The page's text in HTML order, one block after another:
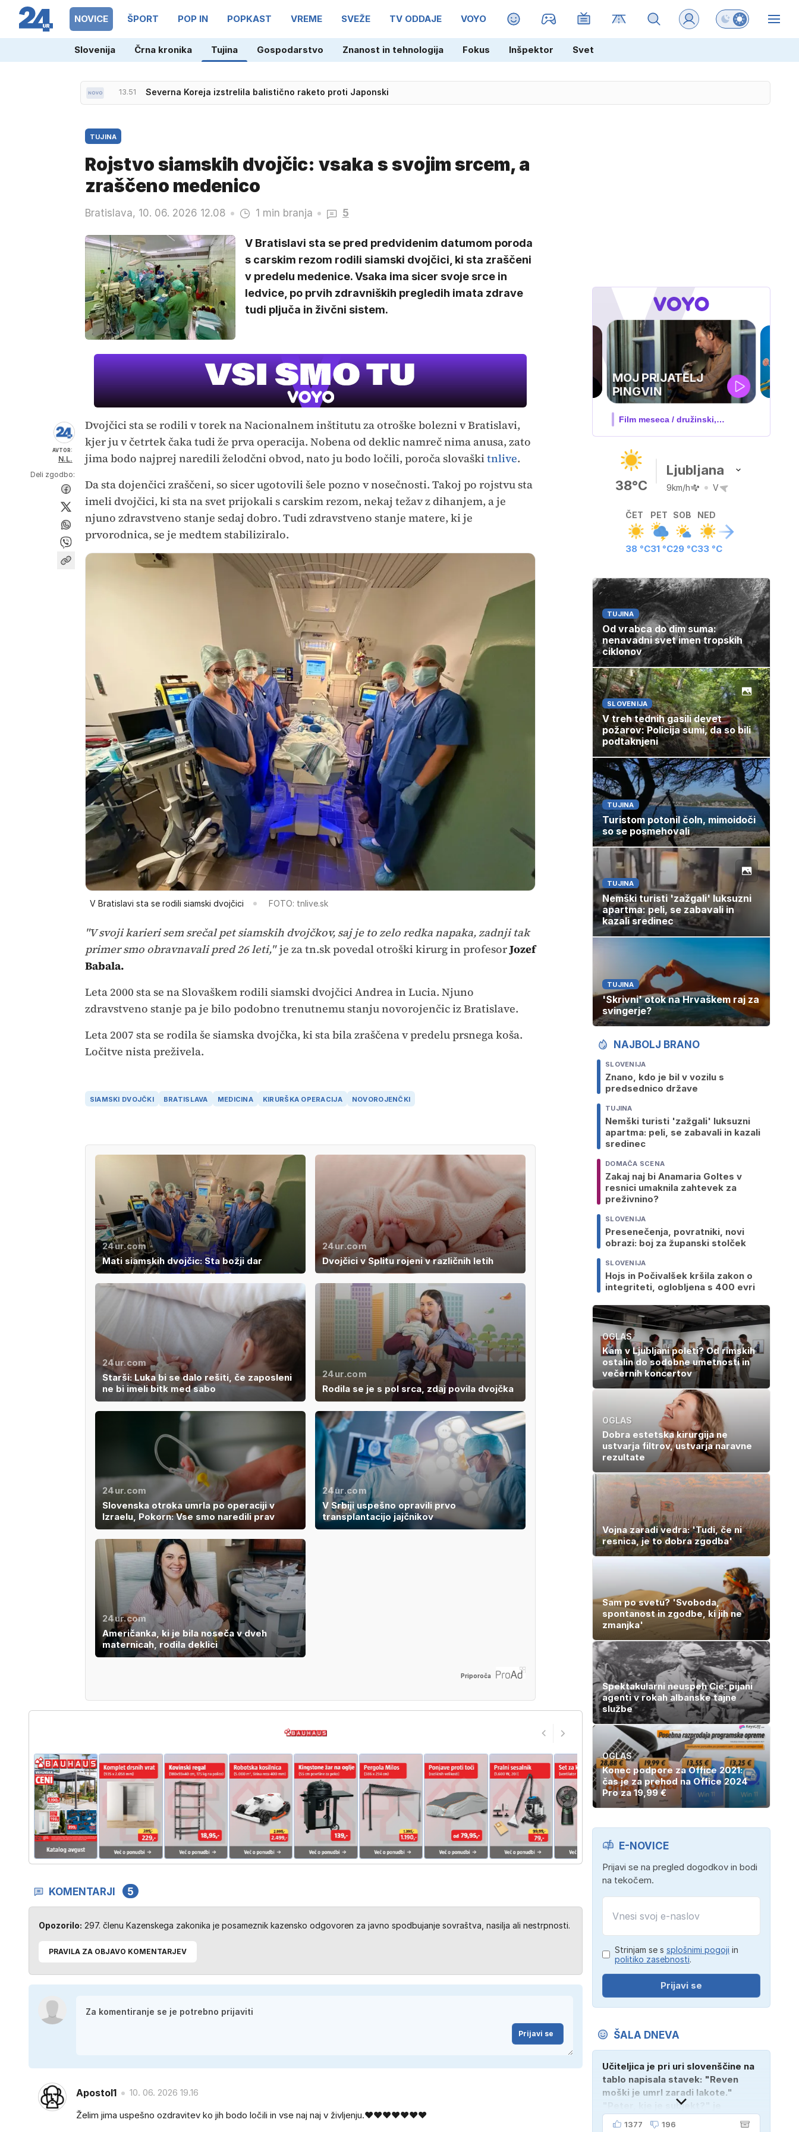
NOVICE ŠPORT POP IN POPKAST VREME SVEŽE TV ODDAJE VOYO MAGAZIN Preklopi barvni
Slovenija Črna kronika Tujina Gospodarstvo Znanost in tehnologija Fokus Inšpektor Svet
13.51 Severna Koreja izstrelila balistično raketo proti Japonski
TUJINA
Rojstvo siamskih dvojčic: vsaka s svojim srcem, a
zraščeno medenico
Bratislava, 10. 06. 2026 12.08 1 min branja 5
V Bratislavi sta se pred predvidenim datumom poroda
s carskim rezom rodili siamski dvojčici, ki sta zraščeni
v predelu medenice. Vsaka ima sicer svoje srce in
ledvice, po prvih zdravniških pregledih imata zdrave
tudi pljuča in živčni sistem.
AVTOR:
N.L.
Deli zgodbo:
Dvojčici sta se rodili v torek na Nacionalnem inštitutu za otroške bolezni v Bratislavi,
kjer ju v četrtek čaka tudi že prva operacija. Nobena od deklic namreč nima anusa, zato
jima bodo najprej naredili želodčni obvod, nato ju bodo ločili, poroča slovaškitnlive.
Da sta dojenčici zraščeni, so sicer ugotovili šele pozno v nosečnosti. Takoj po rojstvu sta
imeli dvojčici, ki sta na svet prijokali s carskim rezom, nekaj težav z dihanjem, a je
njuno zdravstveno stanje sedaj dobro. Tudi zdravstveno stanje matere, ki je
prvorodnica, se je medtem stabiliziralo.
V Bratislavi sta se rodili siamski dvojčici FOTO: tnlive.sk
"V svoji karieri sem srečal pet siamskih dvojčkov, saj je to zelo redka napaka, zadnji tak
primer smo obravnavali pred 26 leti,"je za tn.sk povedal otroški kirurg in profesorJozef
Babala.
Leta 2000 sta se na Slovaškem rodili siamski dvojčici Andrea in Lucia. Njuno
zdravstveno stanje pa je bilo podobno trenutnemu stanju novorojenčic iz Bratislave.
Leta 2007 sta se rodila še siamska dvojčka, ki sta bila zraščena v predelu prsnega koša.
Ločitve nista preživela.
SIAMSKI DVOJČKI BRATISLAVA MEDICINA KIRURŠKA OPERACIJA NOVOROJENČKI
24ur.com
Mati siamskih dvojčic: Sta božji dar
24ur.com
Dvojčici v Splitu rojeni v različnih letih
24ur.com
Starši: Luka bi se dalo rešiti, če zaposleni
ne bi imeli bitk med sabo
24ur.com
Rodila se je s pol srca, zdaj povila dvojčka
24ur.com
Slovenska otroka umrla po operaciji v
Izraelu, Pokorn: Vse smo naredili prav
24ur.com
V Srbiji uspešno opravili prvo
transplantacijo jajčnikov
24ur.com
Američanka, ki je bila noseča v dveh
maternicah, rodila deklici
Priporoča
KOMENTARJI 5
Opozorilo: 297. členu Kazenskega zakonika je posameznik kazensko odgovoren za javno spodbujanje sovraštva, nasilja ali nestrpnosti.
PRAVILA ZA OBJAVO KOMENTARJEV
Prijavi se
Apostol1
10. 06. 2026 19.16
Želim jima uspešno ozdravitev ko jih bodo ločili in vse naj naj v življenju.❤️❤️❤️❤️❤️❤️❤️
IQ 160
Nova hrvaška serija
38°C
Ljubljana
9km/h V
ČET
38 °C
PET
31 °C
SOB
29 °C
NED
33 °C
TUJINA
Od vrabca do dim suma:
nenavadni svet imen tropskih
ciklonov
SLOVENIJA
V treh tednih gasili devet
požarov: Policija sumi, da so bili
podtaknjeni
TUJINA
Turistom potonil čoln, mimoidoči
so se posmehovali
TUJINA
Nemški turisti 'zažgali' luksuzni
apartma: peli, se zabavali in
kazali sredinec
TUJINA
'Skrivni' otok na Hrvaškem raj za
svingerje?
NAJBOLJ BRANO
SLOVENIJA
Znano, kdo je bil v vozilu s
predsednico države
TUJINA
Nemški turisti 'zažgali' luksuzni
apartma: peli, se zabavali in kazali
sredinec
DOMAČA SCENA
Zakaj naj bi Anamaria Goltes v
resnici umaknila zahtevek za
preživnino?
SLOVENIJA
Presenečenja, povratniki, novi
obrazi: boj za županski stolček
SLOVENIJA
Hojs in Počivalšek kršila zakon o
integriteti, oglobljena s 400 evri
OGLAS
Kam v Ljubljani poleti? Od rimskih
ostalin do sodobne umetnosti in
večernih koncertov
OGLAS
Dobra estetska kirurgija ne
ustvarja filtrov, ustvarja naravne
rezultate
Vojna zaradi vedra: 'Tudi, če ni
resnica, je to dobra zgodba'
Sam po svetu? 'Svoboda,
spontanost in zgodbe, ki jih ne
zmanjka'
Spektakularni neuspeh Cie: pijani
agenti v rokah albanske tajne
službe
OGLAS
Konec podpore za Office 2021:
čas je za prehod na Office 2024
Pro za 19,99 €
E-NOVICE
Prijavi se na pregled dogodkov in bodi
na tekočem.
Strinjam se s splošnimi pogoji in
politiko zasebnosti.
Prijavi se
ŠALA DNEVA
Učiteljica je pri uri slovenščine na
tablo napisala stavek: "Reven
moški je umrl zaradi lakote."
"Peter, kje je subjekt?" je
vprašala. "Verjetno na
1377 196